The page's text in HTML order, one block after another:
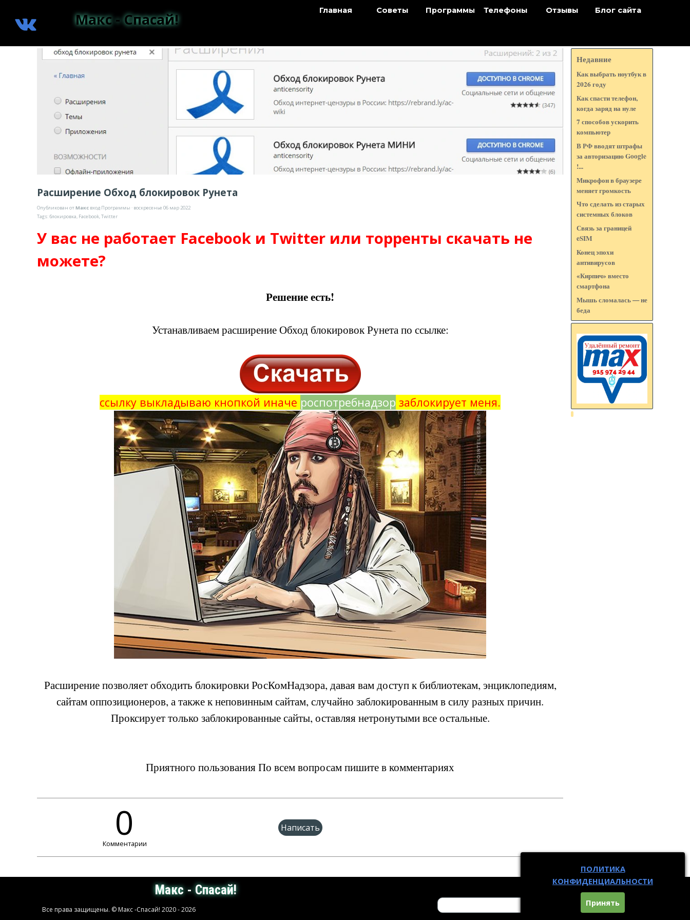
Главная Советы Программы Телефоны Отзывы Блог сайта
Макс - Спасай!
Расширение Обход блокировок Рунета
Опубликован отМакс вход Программы · воскресенье 06 мар 2022
Tags:блокировка, Facebook,Twitter
У вас не работает Facebook и Twitter или торренты скачать не
можете?
Решение есть!
Устанавливаем расширение Обход блокировок Рунета по ссылке:
ссылку выкладываю кнопкой иначе роспотребнадзор заблокирует меня.
Расширение позволяет обходить блокировки РосКомНадзора, давая вам доступ к библиотекам, энциклопедиям,
сайтам оппозиционеров, а также к неповинным сайтам, случайно заблокированным в силу разных причин.
Проксирует только заблокированные сайты, оставляя нетронутыми все остальные.
Приятного пользования По всем вопросам пишите в комментариях
0
Комментарии
E-mail: (не показывается на странице)*
Недавние
Как выбрать ноутбук в
2026 году
Как спасти телефон,
когда заряд на нуле
7 способов ускорить
компьютер
В РФ вводят штрафы
за авторизацию Google
!...
Микрофон в браузере
меняет громкость
Что сделать из старых
системных блоков
Связь за границей
eSIM
Конец эпохи
антивирусов
«Кирпич» вместо
смартфона
Мышь сломалась — не
беда
Макс - Спасай!
Все права защищены. © Макс -Спасай! 2020 - 2026 Поиск
ПОЛИТИКА
КОНФИДЕНЦИАЛЬНОСТИ
Принять